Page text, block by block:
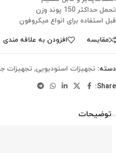
تحمل حداکثر 150 پوند وزن
قبل استفاده برای انواع میکروفون
مقایسه افزودن به علاقه مندی
دسته: تجهیزات استودیویی, تجهیزات
Share:
توضیحات